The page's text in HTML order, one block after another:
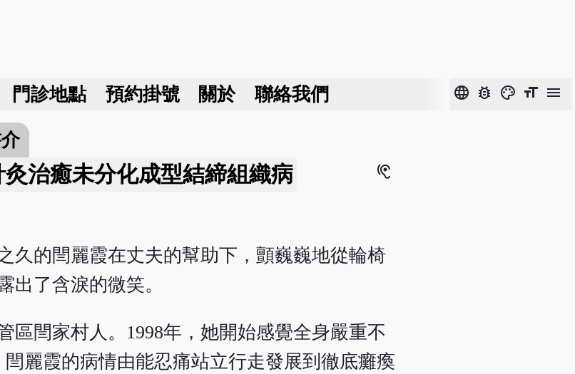
門診地點 預約掛號 關於 聯絡我們 language bug_report color_lens format_size menu
灸治癒未分化成型結締組織病 hearing
久的閆麗霞在丈夫的幫助下，顫巍巍地從輪椅
出了含淚的微笑。
區閆家村人。1998年，她開始感覺全身嚴重不
麗霞的病情由能忍痛站立行走發展到徹底癱瘓